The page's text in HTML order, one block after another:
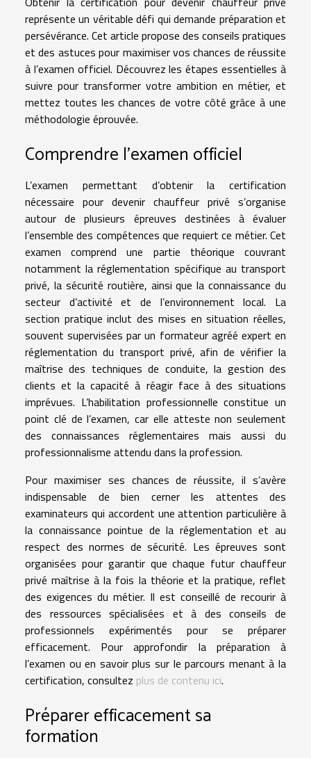
représente un véritable défi qui demande préparation et
persévérance. Cet article propose des conseils pratiques
et des astuces pour maximiser vos chances de réussite
à l’examen officiel. Découvrez les étapes essentielles à
suivre pour transformer votre ambition en métier, et
mettez toutes les chances de votre côté grâce à une
méthodologie éprouvée.
Comprendre l’examen officiel
L’examen permettant d’obtenir la certification
nécessaire pour devenir chauffeur privé s’organise
autour de plusieurs épreuves destinées à évaluer
l’ensemble des compétences que requiert ce métier. Cet
examen comprend une partie théorique couvrant
notamment la réglementation spécifique au transport
privé, la sécurité routière, ainsi que la connaissance du
secteur d’activité et de l’environnement local. La
section pratique inclut des mises en situation réelles,
souvent supervisées par un formateur agréé expert en
réglementation du transport privé, afin de vérifier la
maîtrise des techniques de conduite, la gestion des
clients et la capacité à réagir face à des situations
imprévues. L’habilitation professionnelle constitue un
point clé de l’examen, car elle atteste non seulement
des connaissances réglementaires mais aussi du
professionnalisme attendu dans la profession.
Pour maximiser ses chances de réussite, il s’avère
indispensable de bien cerner les attentes des
examinateurs qui accordent une attention particulière à
la connaissance pointue de la réglementation et au
respect des normes de sécurité. Les épreuves sont
organisées pour garantir que chaque futur chauffeur
privé maîtrise à la fois la théorie et la pratique, reflet
des exigences du métier. Il est conseillé de recourir à
des ressources spécialisées et à des conseils de
professionnels expérimentés pour se préparer
efficacement. Pour approfondir la préparation à
l’examen ou en savoir plus sur le parcours menant à la
certification, consultez plus de contenu ici.
Préparer efficacement sa
formation